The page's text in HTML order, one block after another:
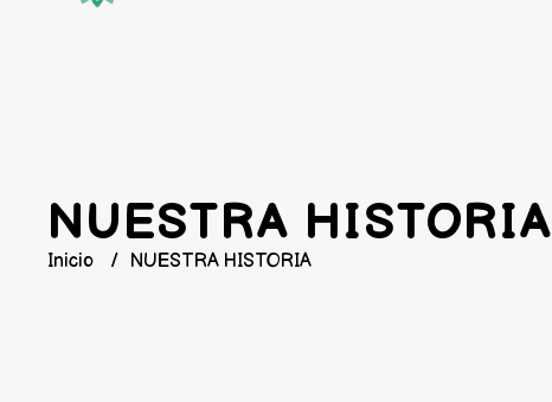
NUESTRA HISTORIA
Inicio NUESTRA HISTORIA